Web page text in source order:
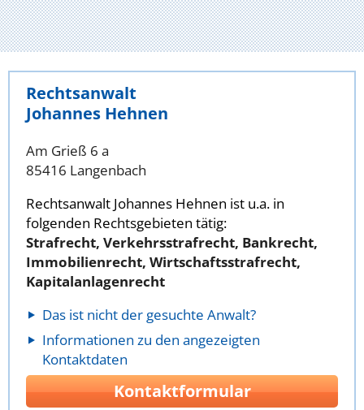
Rechtsanwalt
Johannes Hehnen
Am Grieß 6 a
85416 Langenbach
Rechtsanwalt Johannes Hehnen ist u.a. in
folgenden Rechtsgebieten tätig:
Strafrecht, Verkehrsstrafrecht, Bankrecht,
Immobilienrecht, Wirtschaftsstrafrecht,
Kapitalanlagenrecht
Das ist nicht der gesuchte Anwalt?
Informationen zu den angezeigten
Kontaktdaten
Kontaktformular